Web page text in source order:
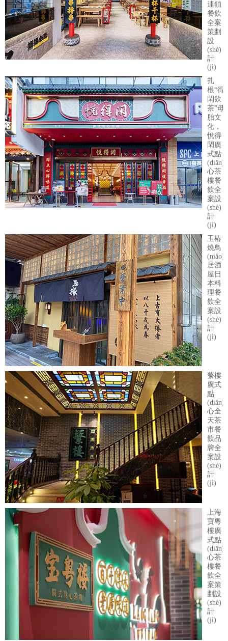
連鎖
餐飲
全案
策劃
設
(shè)
計
(jì)
扎
根“得
閑飲
茶”母
胎文
化，
悅得
閑廣
式點
(diǎn)
心茶
樓餐
飲全
案設
(shè)
計
(jì)
玉椿
燒鳥
(niǎo)
居酒
屋日
本料
理餐
飲全
案設
(shè)
計
(jì)
蘩樓
廣式
點
(diǎn)
心全
天茶
市餐
飲品
牌全
案設
(shè)
計
(jì)
上海
寶粵
樓廣
式點
(diǎn)
心茶
樓餐
飲全
案策
劃設
(shè)
計
(jì)